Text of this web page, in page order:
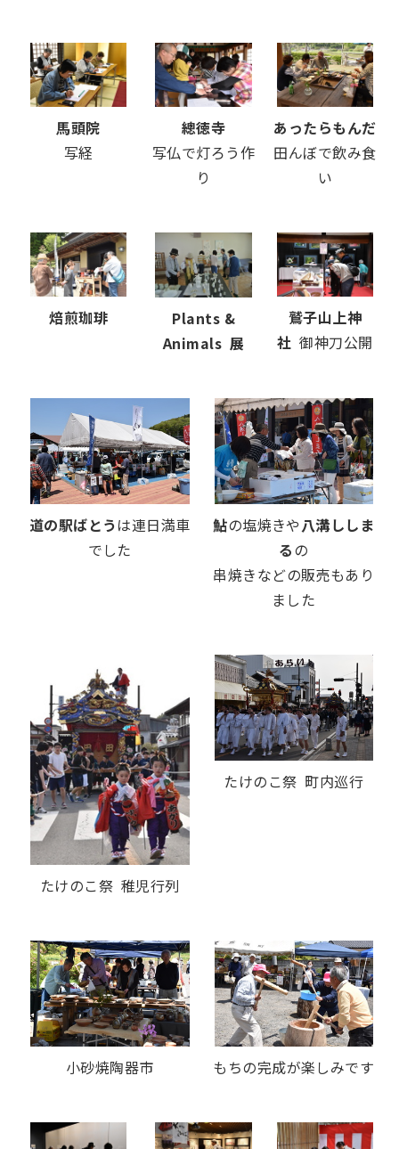
馬頭院
写経
あったらもんだ
田んぼで飲み食
い
總徳寺
写仏で灯ろう作
り
焙煎珈琲
鷲子山上神
社 御神刀公開
Plants &
Animals 展
道の駅ばとうは連日満車
でした
鮎の塩焼きや 八溝ししま
るの
串焼きなどの販売もあり
ました
たけのこ祭 稚児行列
たけのこ祭 町内巡行
小砂焼陶器市 もちの完成が楽しみです